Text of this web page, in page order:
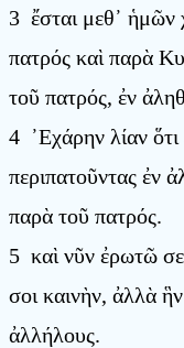
3 ἔσται μεθ᾿ ἡμῶν
πατρός καὶ παρὰ
τοῦ πατρός, ἐν
4 ᾿Εχάρην λίαν
περιπατοῦντας ἐν
παρὰ τοῦ πατρός.
5 καὶ νῦν ἐρωτῶ
σοι καινὴν, ἀλλὰ
ἀλλήλους.